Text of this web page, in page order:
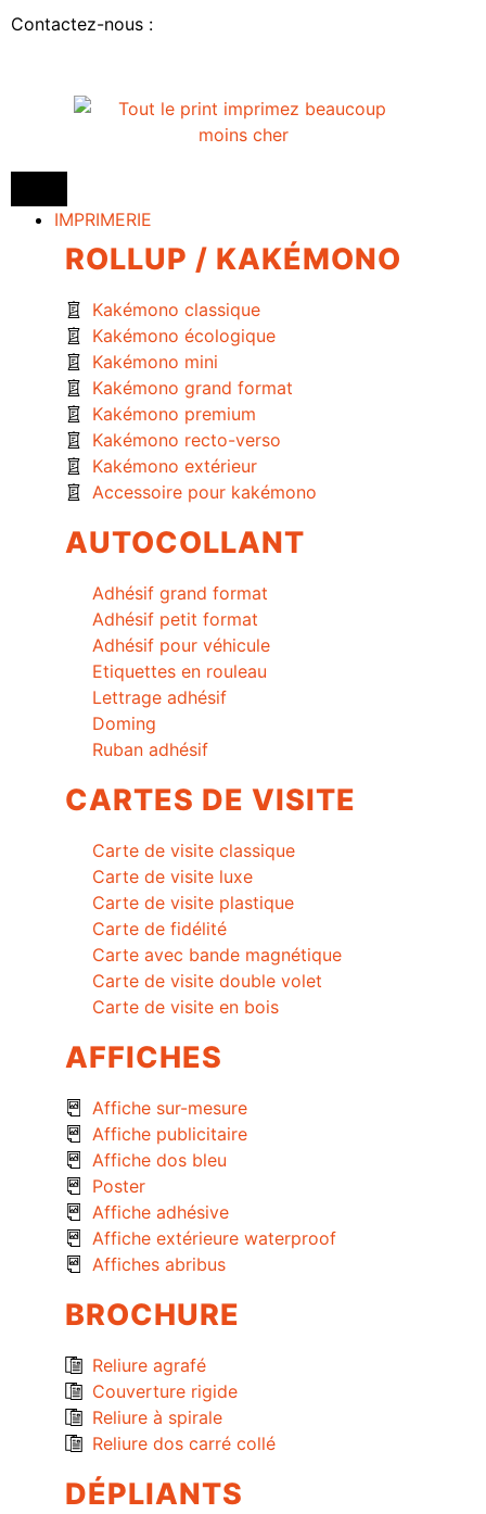
Contactez-nous :
IMPRIMERIE
ROLLUP / KAKÉMONO
Kakémono classique
Kakémono écologique
Kakémono mini
Kakémono grand format
Kakémono premium
Kakémono recto-verso
Kakémono extérieur
Accessoire pour kakémono
AUTOCOLLANT
Adhésif grand format
Adhésif petit format
Adhésif pour véhicule
Etiquettes en rouleau
Lettrage adhésif
Doming
Ruban adhésif
CARTES DE VISITE
Carte de visite classique
Carte de visite luxe
Carte de visite plastique
Carte de fidélité
Carte avec bande magnétique
Carte de visite double volet
Carte de visite en bois
AFFICHES
Affiche sur-mesure
Affiche publicitaire
Affiche dos bleu
Poster
Affiche adhésive
Affiche extérieure waterproof
Affiches abribus
BROCHURE
Reliure agrafé
Couverture rigide
Reliure à spirale
Reliure dos carré collé
DÉPLIANTS